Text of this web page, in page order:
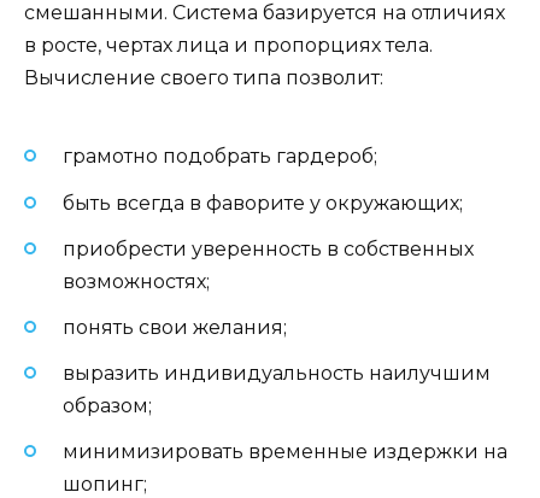
смешанными. Система базируется на отличиях
в росте, чертах лица и пропорциях тела.
Вычисление своего типа позволит:
грамотно подобрать гардероб;
быть всегда в фаворите у окружающих;
приобрести уверенность в собственных
возможностях;
понять свои желания;
выразить индивидуальность наилучшим
образом;
минимизировать временные издержки на
шопинг;